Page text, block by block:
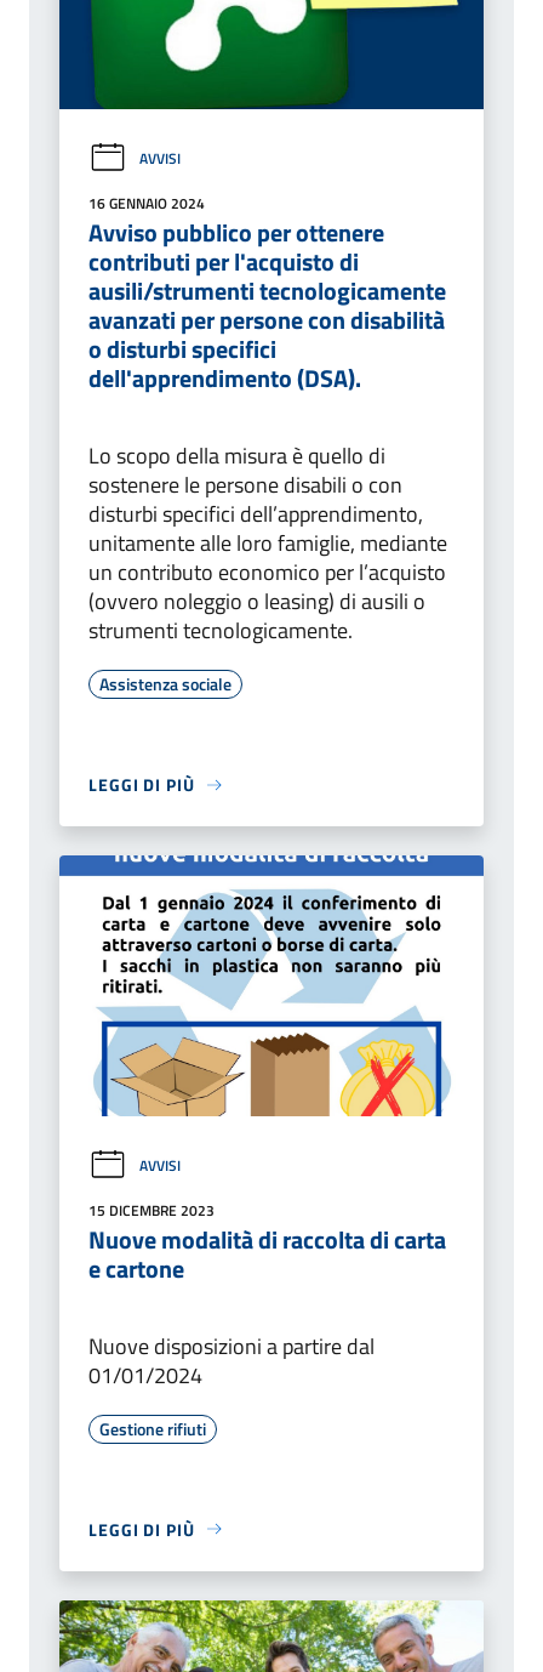
AVVISI
16 GENNAIO 2024
Avviso pubblico per ottenere
contributi per l'acquisto di
ausili/strumenti tecnologicamente
avanzati per persone con disabilità
o disturbi specifici
dell'apprendimento (DSA).
Lo scopo della misura è quello di
sostenere le persone disabili o con
disturbi specifici dell’apprendimento,
unitamente alle loro famiglie, mediante
un contributo economico per l’acquisto
(ovvero noleggio o leasing) di ausili o
strumenti tecnologicamente.
Assistenza sociale
LEGGI DI PIÙ
AVVISI
15 DICEMBRE 2023
Nuove modalità di raccolta di carta
e cartone
Nuove disposizioni a partire dal
01/01/2024
Gestione rifiuti
LEGGI DI PIÙ